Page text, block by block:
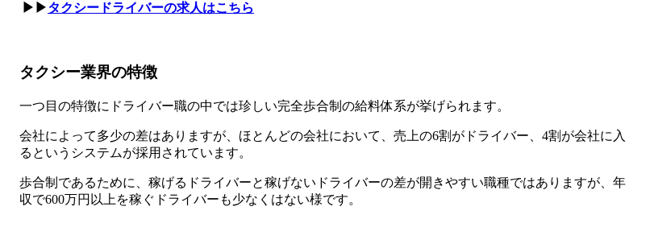
▶▶タクシードライバーの求人はこちら
タクシー業界の特徴
一つ目の特徴にドライバー職の中では珍しい完全歩合制の給料体系が挙げられます。
会社によって多少の差はありますが、ほとんどの会社において、売上の6割がドライバー、4割が会社に入
るというシステムが採用されています。
歩合制であるために、稼げるドライバーと稼げないドライバーの差が開きやすい職種ではありますが、年
収で600万円以上を稼ぐドライバーも少なくはない様です。